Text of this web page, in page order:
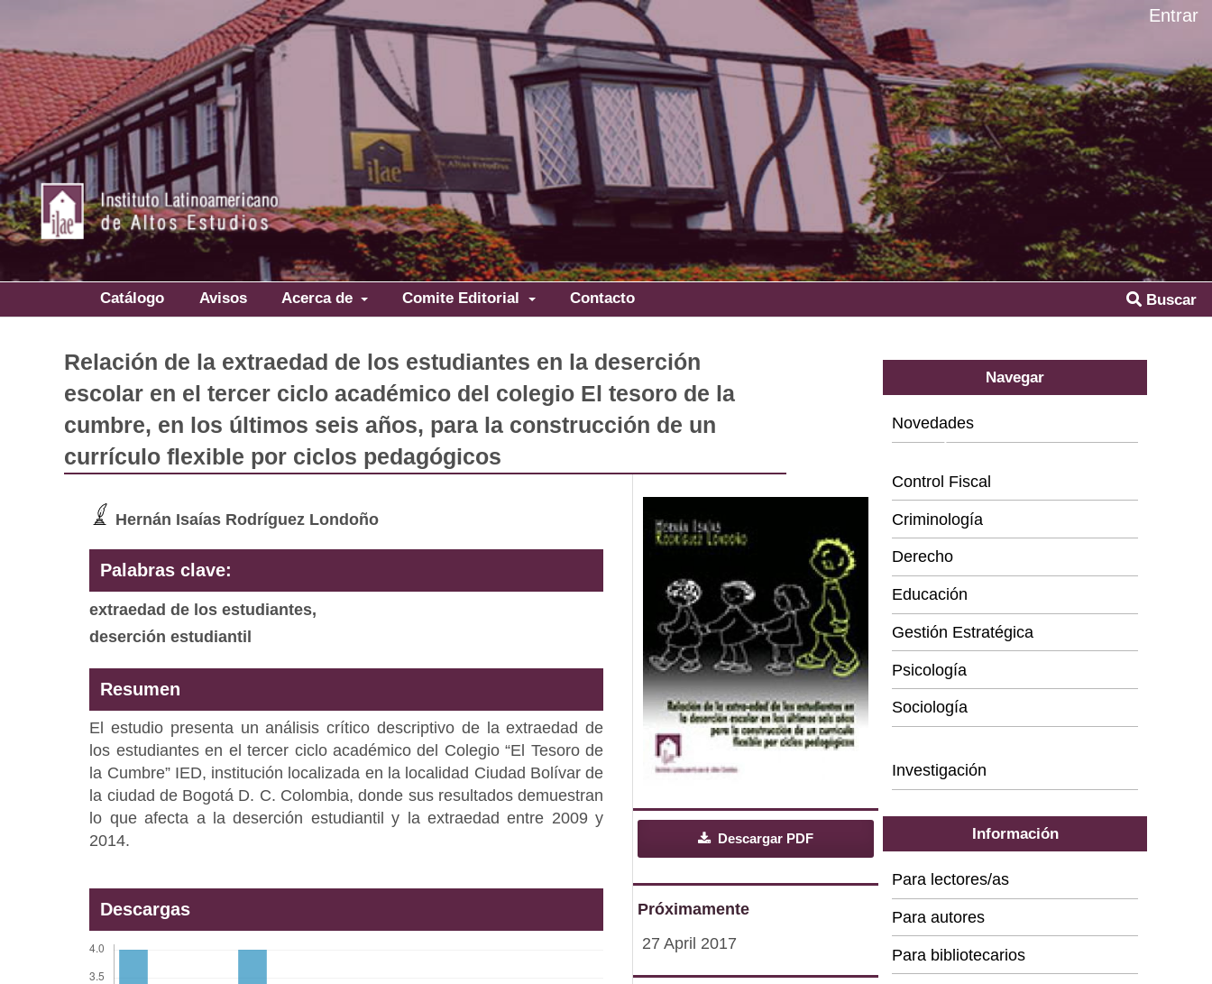
Catálogo Avisos Acerca de Comite Editorial Contacto Buscar
Entrar
Relación de la extraedad de los estudiantes en la deserción
escolar en el tercer ciclo académico del colegio El tesoro de la
cumbre, en los últimos seis años, para la construcción de un
currículo flexible por ciclos pedagógicos
Hernán Isaías Rodríguez Londoño
Palabras clave:
extraedad de los estudiantes,
deserción estudiantil
Resumen
El estudio presenta un análisis crítico descriptivo de la extraedad de
los estudiantes en el tercer ciclo académico del Colegio “El Tesoro de
la Cumbre” IED, institución localizada en la localidad Ciudad Bolívar de
la ciudad de Bogotá D. C. Colombia, donde sus resultados demuestran
lo que afecta a la deserción estudiantil y la extraedad entre 2009 y
2014.
Descargas
Descargar PDF
Próximamente
27 April 2017
Navegar
Novedades
Categorías
Control Fiscal
Criminología
Derecho
Educación
Gestión Estratégica
Psicología
Sociología
Investigación
Información
Para lectores/as
Para autores
Para bibliotecarios